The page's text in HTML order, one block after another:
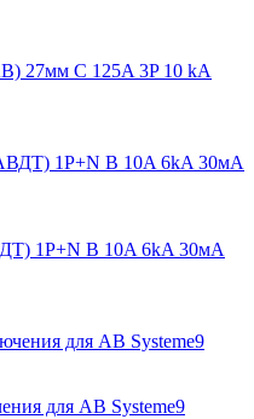
27мм C 125A 3P 10 kA
1P+N B 10A 6kA 30мА
для АВ Systeme9